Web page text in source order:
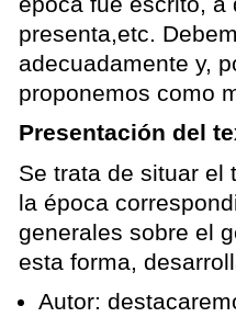
presenta,etc.
adecuadamente y,
proponemos como
Presentación del
Se trata de situar el
la época
generales sobre el
esta forma,
Autor: